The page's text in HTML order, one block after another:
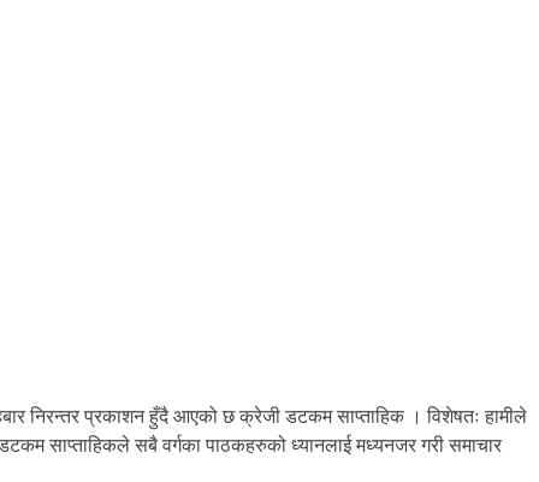
निरन्तर प्रकाशन हुँदै आएको छ क्रेजी डटकम साप्ताहिक । विशेषतः हामीले
साप्ताहिकले सबै वर्गका पाठकहरुको ध्यानलाई मध्यनजर गरी समाचार